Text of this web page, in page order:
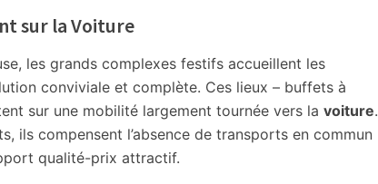
sur la Voiture
les grands complexes festifs accueillent les
conviviale et complète. Ces lieux – buffets à
sur une mobilité largement tournée vers la voiture.
ils compensent l’absence de transports en commun
qualité-prix attractif.